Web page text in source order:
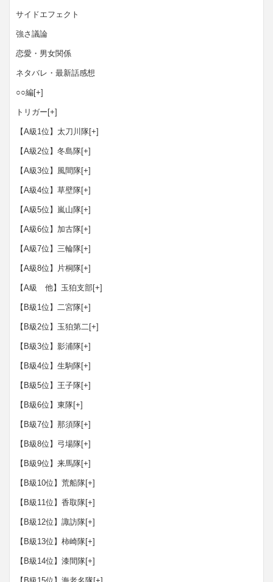
サイドエフェクト
強さ議論
恋愛・男女関係
ネタバレ・最新話感想
○○編[+]
トリガー [+]
【A級1位】太刀川隊[+]
【A級2位】冬島隊[+]
【A級3位】風間隊[+]
【A級4位】草壁隊[+]
【A級5位】嵐山隊[+]
【A級6位】加古隊[+]
【A級7位】三輪隊[+]
【A級8位】片桐隊[+]
【A級 他】玉狛支部[+]
【B級1位】二宮隊[+]
【B級2位】玉狛第二[+]
【B級3位】影浦隊[+]
【B級4位】生駒隊[+]
【B級5位】王子隊[+]
【B級6位】東隊[+]
【B級7位】那須隊[+]
【B級8位】弓場隊[+]
【B級9位】来馬隊[+]
【B級10位】荒船隊[+]
【B級11位】香取隊[+]
【B級12位】諏訪隊[+]
【B級13位】柿崎隊[+]
【B級14位】漆間隊[+]